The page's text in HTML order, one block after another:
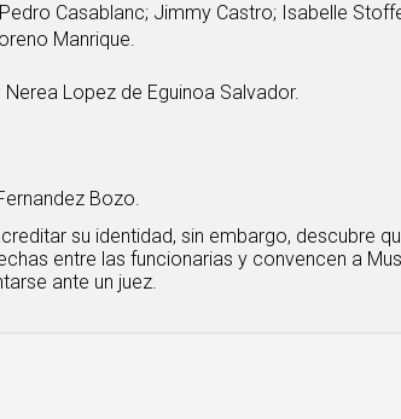
Casablanc; Jimmy Castro; Isabelle
Manrique.
Nerea Lopez de Eguinoa Salvador.
Bozo.
su identidad, sin embargo, descubre
entre las funcionarias y convencen a
ante un juez.